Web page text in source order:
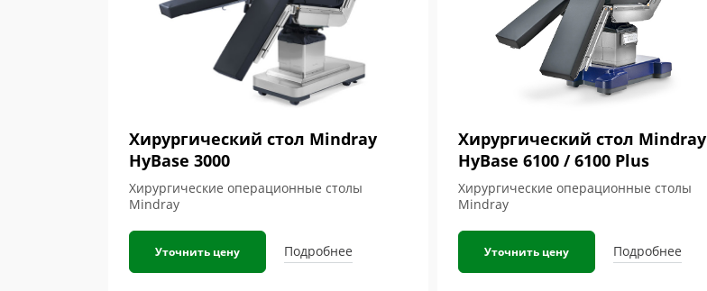
Хирургический стол Mindray
HyBase 3000
Хирургические операционные столы
Mindray
Уточнить цену Подробнее
Хирургический стол Mindray
HyBase 6100 / 6100 Plus
Хирургические операционные столы
Mindray
Уточнить цену Подробнее